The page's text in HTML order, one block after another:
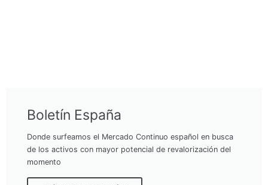
Boletín España
Donde surfeamos el Mercado Continuo español en busca
de los activos con mayor potencial de revalorización del
momento